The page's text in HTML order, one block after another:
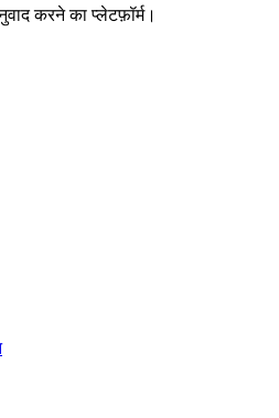
करने का प्लेटफ़ॉर्म।